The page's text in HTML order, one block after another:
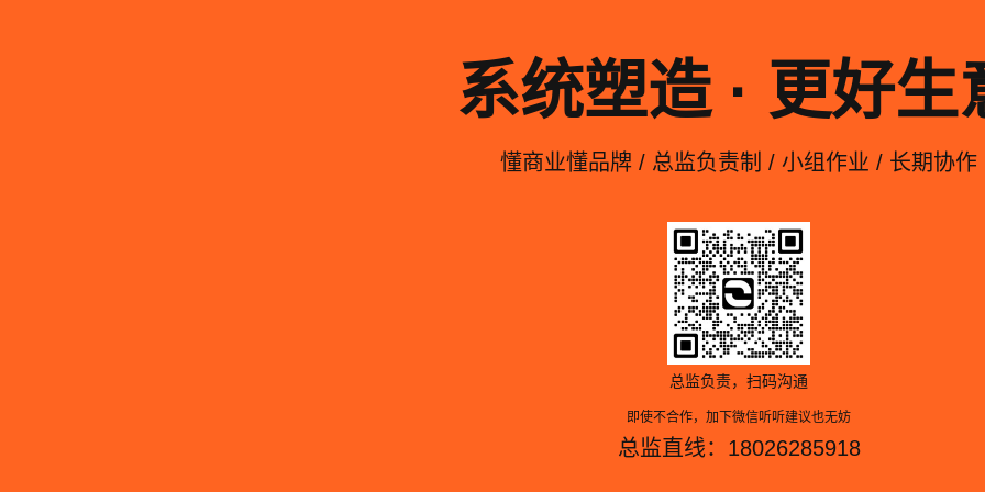
系统塑造 · 更好生
懂商业懂品牌 / 总监负责制 / 小组作业 / 长期协作
总监负责，扫码沟通
即使不合作，加下微信听听建议也无妨
总监直线：18026285918